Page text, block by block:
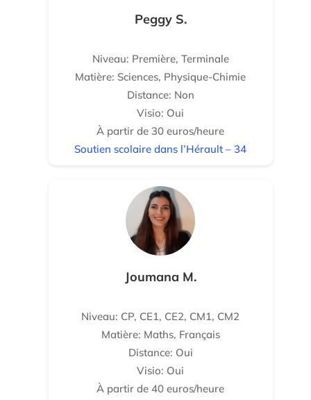
Peggy S.
Niveau: Première, Terminale
Matière: Sciences, Physique-Chimie
Distance: Non
Visio: Oui
À partir de 30 euros/heure
Soutien scolaire dans l’Hérault – 34
Joumana M.
Niveau: CP, CE1, CE2, CM1, CM2
Matière: Maths, Français
Distance: Oui
Visio: Oui
À partir de 40 euros/heure